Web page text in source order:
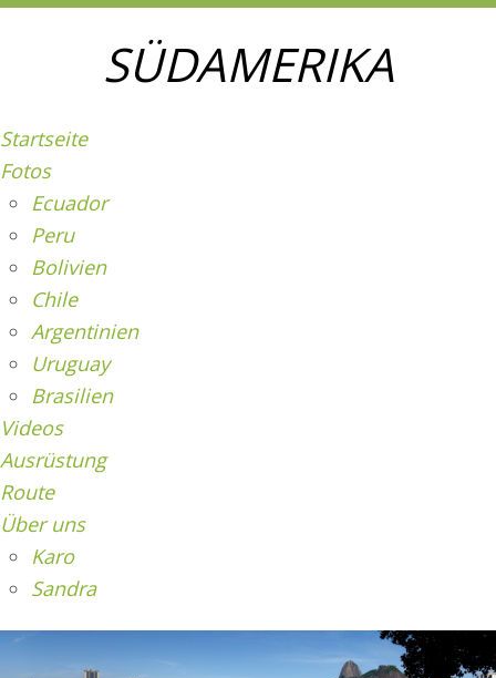
SÜDAMERIKA
Startseite
Fotos
Ecuador
Peru
Bolivien
Chile
Argentinien
Uruguay
Brasilien
Videos
Ausrüstung
Route
Über uns
Karo
Sandra